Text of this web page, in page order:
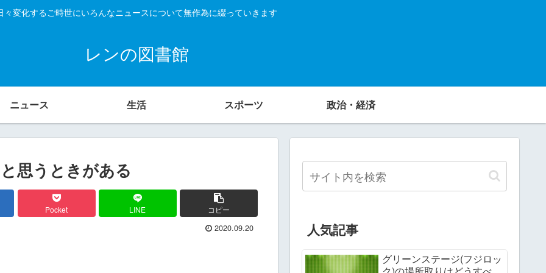
々変化するご時世にいろんなニュースについて無作為に綴っていきます
レンの図書館
ニュース 生活 スポーツ 政治・経済
思うときがある
Pocket LINE コピー
2020.09.20 人気記事
グリーンステージ(フジロッ